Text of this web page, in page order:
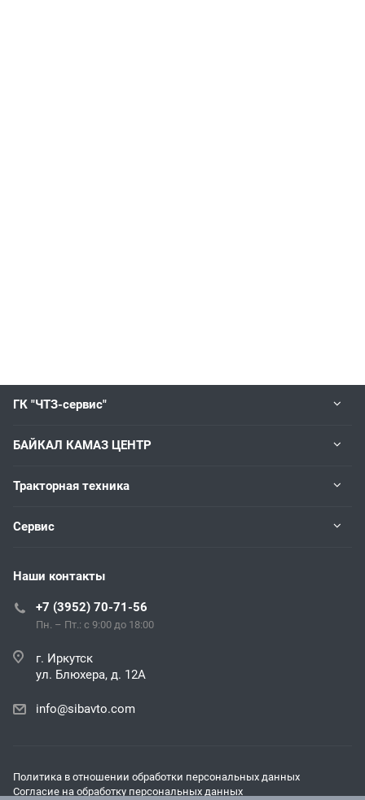
ГК "ЧТЗ-сервис"
БАЙКАЛ КАМАЗ ЦЕНТР
Тракторная техника
Сервис
Наши контакты
+7 (3952) 70-71-56
Пн. – Пт.: с 9:00 до 18:00
г. Иркутск
ул. Блюхера, д. 12А
info@sibavto.com
Политика в отношении обработки персональных данных
Согласие на обработку персональных данных